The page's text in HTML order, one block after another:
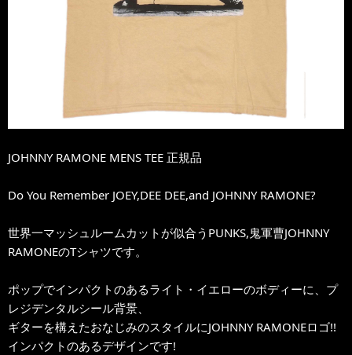
JOHNNY RAMONE MENS TEE 正規品
Do You Remember JOEY,DEE DEE,and JOHNNY RAMONE?
世界一マッシュルームカットが似合うPUNKS,鬼軍曹JOHNNY
RAMONEのTシャツです。
ポップでインパクトのあるライト・イエローのボディーに、プ
レジデンタルシール背景、
ギターを構えたおなじみのスタイルにJOHNNY RAMONEロゴ!!
インパクトのあるデザインです!